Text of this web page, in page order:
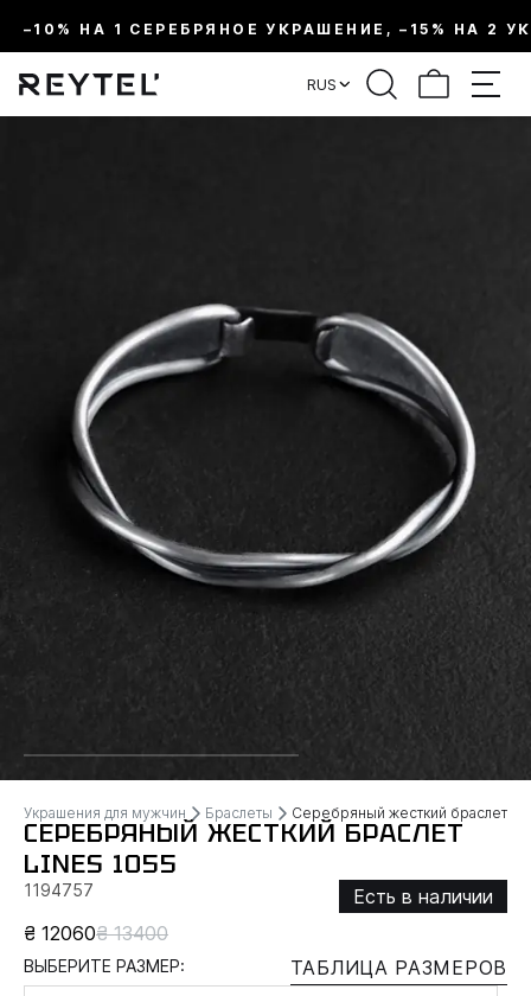
–10% НА 1 СЕРЕБРЯНОЕ УКРАШЕНИЕ, –15% НА 2
RUS
Украшения для мужчин Браслеты Серебряный жесткий браслет
СЕРЕБРЯНЫЙ ЖЕСТКИЙ БРАСЛЕТ
LINES 1055
1194757
Есть в наличии
₴ 12060₴ 13400
ВЫБЕРИТЕ РАЗМЕР:
ТАБЛИЦА РАЗМЕРОВ